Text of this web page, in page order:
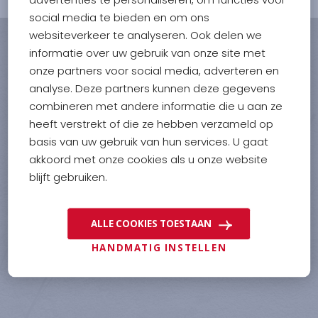
social media te bieden en om ons
websiteverkeer te analyseren. Ook delen we
informatie over uw gebruik van onze site met
onze partners voor social media, adverteren en
analyse. Deze partners kunnen deze gegevens
combineren met andere informatie die u aan ze
heeft verstrekt of die ze hebben verzameld op
basis van uw gebruik van hun services. U gaat
akkoord met onze cookies als u onze website
blijft gebruiken.
HANDMATIG INSTELLEN
ALLE COOKIES TOESTAAN
PAOLO
KOOPVAARDIJWEG 21
4906 CV
OOSTERHOUT NB